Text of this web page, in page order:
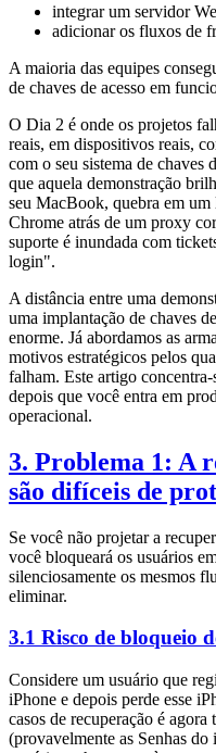
integrar um servidor
adicionar os fluxos de
A maioria das equipes
de chaves de acesso em
O Dia 2 é onde os projetos
reais, em dispositivos reais,
com o seu sistema de chaves
que aquela demonstração
seu MacBook, quebra em
Chrome atrás de um proxy
suporte é inundada com
login".
A distância entre uma
uma implantação de chaves
enorme. Já abordamos as
motivos estratégicos pelos
falham. Este artigo
depois que você entra em
operacional.
3. Problema 1: A
são difíceis de
Se você não projetar a
você bloqueará os usuários
silenciosamente os mesmos
eliminar.
3.1 Risco de bloqueio
Considere um usuário que
iPhone e depois perde esse
casos de recuperação é
(provavelmente as Senhas